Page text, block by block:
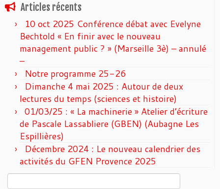
Articles récents
10 oct 2025 Conférence débat avec Evelyne
Bechtold « En finir avec le nouveau
management public ? » (Marseille 3è) – annulé
–
Notre programme 25-26
Dimanche 4 mai 2025 : Autour de deux
lectures du temps (sciences et histoire)
01/03/25 : « La machinerie » Atelier d’écriture
de Pascale Lassabliere (GBEN) (Aubagne Les
Espillières)
Décembre 2024 : Le nouveau calendrier des
activités du GFEN Provence 2025